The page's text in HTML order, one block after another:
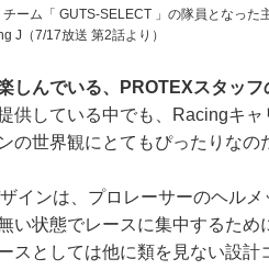
ーム「 GUTS-SELECT 」の隊員となった
J（7/17放送 第2話より）
しんでいる、PROTEXスタッフ
供している中でも、Racingキ
の世界観にとてもぴったりなの
インは、プロレーサーのヘル
い状態でレースに集中するた
スとしては他に類を見ない設計